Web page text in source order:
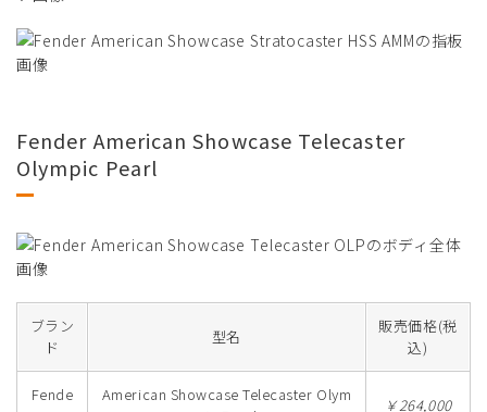
Fender American Showcase Telecaster
Olympic Pearl
ブラン
ド
型名
販売価格(税
込)
Fende
American Showcase Telecaster Olym
￥264,000